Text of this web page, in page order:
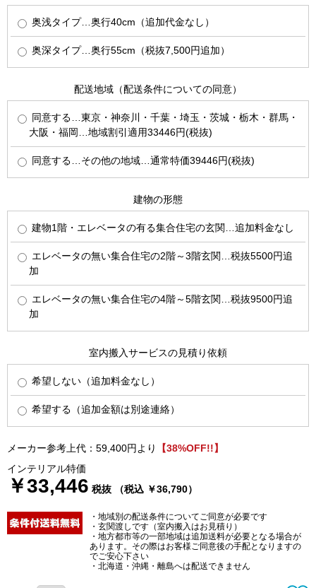
奥浅タイプ…奥行40cm（追加代金なし）
奥深タイプ…奥行55cm（税抜7,500円追加）
配送地域（配送条件についての同意）
同意する…東京・神奈川・千葉・埼玉・茨城・栃木・群馬・
大阪・福岡…地域割引適用33446円(税抜)
同意する…その他の地域…通常特価39446円(税抜)
建物の形態
建物1階・エレベータの有る集合住宅の玄関…追加料金なし
エレベータの無い集合住宅の2階～3階玄関…税抜5500円追
加
エレベータの無い集合住宅の4階～5階玄関…税抜9500円追
加
室内搬入サービスの見積り依頼
希望しない（追加料金なし）
希望する（追加金額は別途連絡）
メーカー参考上代：59,400円より
【38%OFF!!】
インテリアル特価
￥33,446 税抜 （税込 ￥36,790）
・地域別の配送条件についてご同意が必要です
・玄関渡しです（室内搬入はお見積り）
・地方都市等の一部地域は追加送料が必要となる場合が
あります。その際はお客様ご同意後の手配となりますの
でご安心下さい
・北海道・沖縄・離島へは配送できません